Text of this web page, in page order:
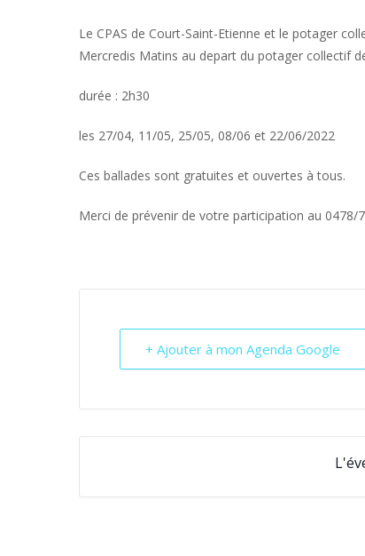
Le CPAS de Court-Saint-Etienne et le potager
Mercredis Matins au depart du potager collectif
durée : 2h30
les 27/04, 11/05, 25/05, 08/06 et 22/06/2022
Ces ballades sont gratuites et ouvertes à tous.
Merci de prévenir de votre participation au
+ Ajouter à mon Agenda Google